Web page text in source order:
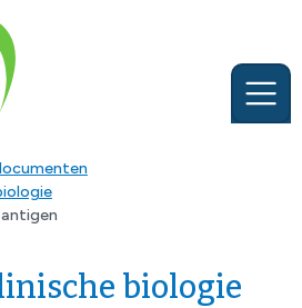
biologie